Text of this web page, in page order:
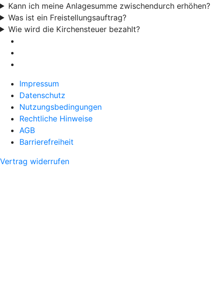
Kann ich meine Anlagesumme zwischendurch erhöhen?
Was ist ein Freistellungsauftrag?
Wie wird die Kirchensteuer bezahlt?
Impressum
Datenschutz
Nutzungsbedingungen
Rechtliche Hinweise
AGB
Barrierefreiheit
Vertrag widerrufen